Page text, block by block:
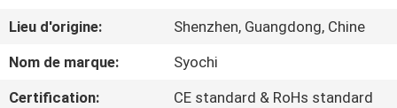
SUJET
DE
NOUS
Lieu d'origine:
Shenzhen, Guangdong, Chine
Nom de marque:
Syochi
Certification:
CE standard & RoHs standard